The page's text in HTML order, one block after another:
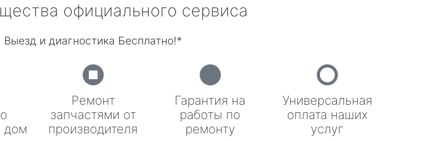
официального сервиса
Выезд и диагностика Бесплатно!*
дом
Ремонт
запчастями от
производителя
Гарантия на
работы по
ремонту
Универсальная
оплата наших
услуг